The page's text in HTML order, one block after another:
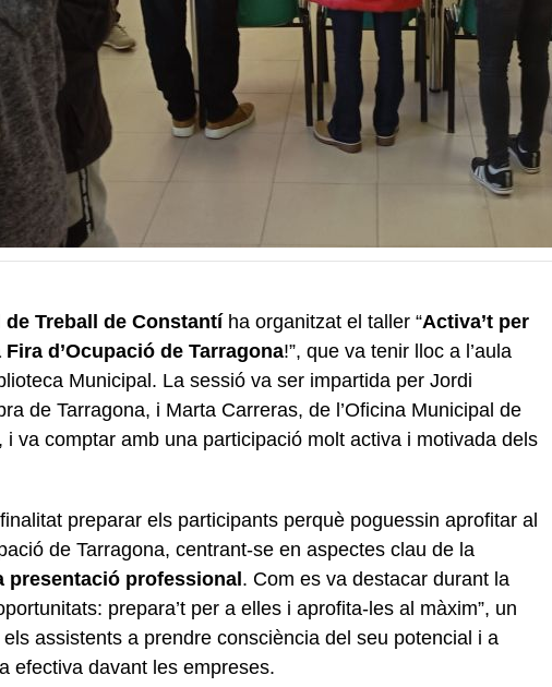
de Treball de Constantíha organitzat el taller “Activa’t per
d’Ocupació de Tarragona!”, que va tenir lloc a l’aula
Municipal. La sessió va ser impartida per Jordi
de Tarragona, i Marta Carreras, de l’Oficina Municipal de
i va comptar amb una participació molt activa i motivada dels
preparar els participants perquè poguessin aprofitar al
de Tarragona, centrant-se en aspectes clau de la
presentació professional. Com es va destacar durant la
prepara’t per a elles i aprofita-les al màxim”, un
assistents a prendre consciència del seu potencial i a
efectiva davant les empreses.